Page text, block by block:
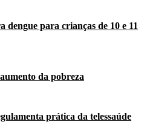
dengue para crianças de 10 e 11
da pobreza
prática da telessaúde